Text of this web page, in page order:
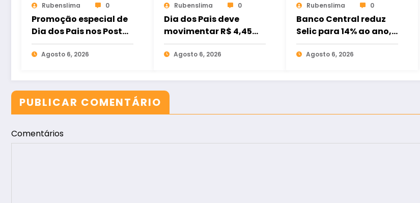
Rubenslima 0
Promoção especial de
Dia dos Pais nos Postos
São Domingos oferece
gasolina comum por
Agosto 6, 2026
Rubenslima 0
Dia dos Pais deve
movimentar R$ 4,45
bilhões nos shoppings
do Brasil
Agosto 6, 2026
Rubenslima 0
Banco Central reduz
Selic para 14% ao ano,
mas juros ainda são
muito altos
Agosto 6, 2026
PUBLICAR COMENTÁRIO
Comentários